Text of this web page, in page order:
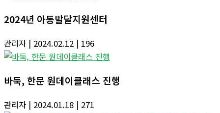
2024년 아동발달지원센터
관리자 | 2024.02.12 | 196
바둑, 한문 원데이클래스 진행
관리자 | 2024.01.18 | 271